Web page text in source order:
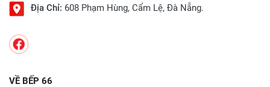
Địa Chỉ: 608 Phạm Hùng, Cẩm Lệ, Đà Nẵng.
VỀ BẾP 66